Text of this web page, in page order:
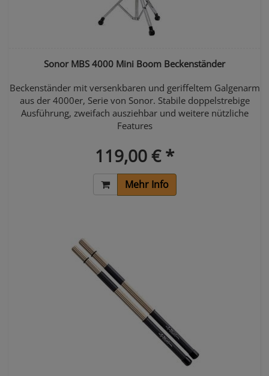
Sonor MBS 4000 Mini Boom Beckenständer
Beckenständer mit versenkbaren und geriffeltem Galgenarm
aus der 4000er, Serie von Sonor. Stabile doppelstrebige
Ausführung, zweifach ausziehbar und weitere nützliche
Features
119,00 € *
Mehr Info